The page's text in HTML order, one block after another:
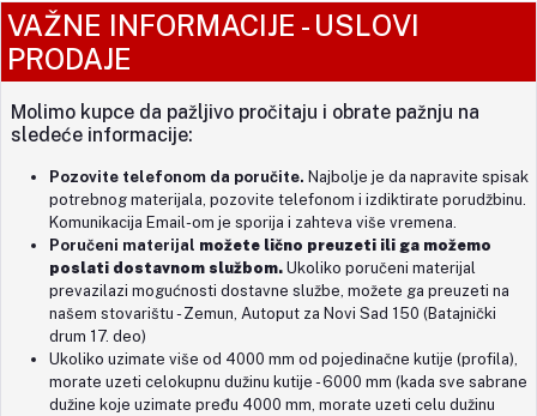
VAŽNE INFORMACIJE - USLOVI
PRODAJE
Molimo kupce da pažljivo pročitaju i obrate pažnju na
sledeće informacije:
Pozovite telefonom da poručite. Najbolje je da napravite spisak
potrebnog materijala, pozovite telefonom i izdiktirate porudžbinu.
Komunikacija Email-om je sporija i zahteva više vremena.
Poručeni materijal možete lično preuzeti ili ga možemo
poslati dostavnom službom. Ukoliko poručeni materijal
prevazilazi mogućnosti dostavne službe, možete ga preuzeti na
našem stovarištu - Zemun, Autoput za Novi Sad 150 (Batajnički
drum 17. deo)
Ukoliko uzimate više od 4000 mm od pojedinačne kutije (profila),
morate uzeti celokupnu dužinu kutije - 6000 mm (kada sve sabrane
dužine koje uzimate pređu 4000 mm, morate uzeti celu dužinu